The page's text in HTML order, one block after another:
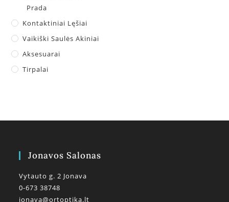
Prada
Kontaktiniai Lęšiai
Vaikiški Saulės Akiniai
Aksesuarai
Tirpalai
Jonavos Salonas
Vytauto g. 2 Jonava
0-673 38748
jonava@ortoptika.lt